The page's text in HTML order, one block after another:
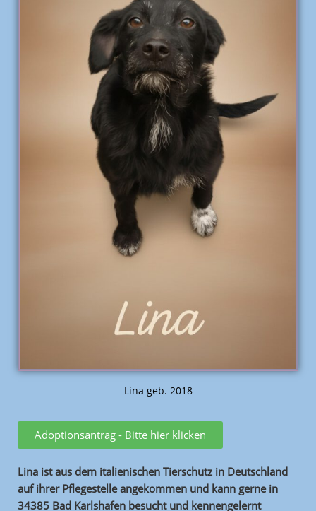
Lina geb. 2018
Adoptionsantrag - Bitte hier klicken
Lina ist aus dem italienischen Tierschutz in Deutschland
auf ihrer Pflegestelle angekommen und kann gerne in
34385 Bad Karlshafen besucht und kennengelernt